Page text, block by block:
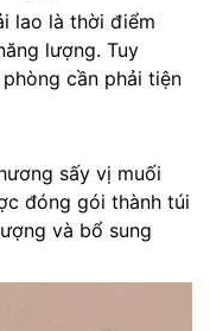
lao là thời điểm
lượng. Tuy
cần phải tiện
sấy vị muối
đóng gói thành túi
và bổ sung